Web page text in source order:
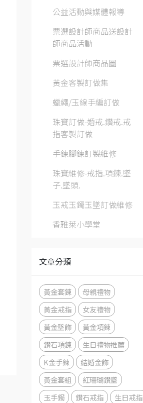
公益活動與媒體報導
票選設計師商品送設計
師商品活動
票選設計師商品圖
黃金客製訂做集
蠟繩/玉線手編訂做
珠寶訂做-婚戒.鑽戒.戒
指客製訂做
手鍊腳鍊訂製維修
珠寶維修-戒指.項鍊.墜
子.墜頭.
玉戒玉鐲玉墜訂做維修
香雅萊小學堂
文章分類
黃金套鍊
母親禮物
黃金戒指
女友禮物
黃金墜飾
黃金項鍊
鑽石項鍊
生日禮物推薦
K金手鍊
結婚金飾
黃金套組
紅珊瑚鑽墜
玉手鐲
鑽石戒指
生日戒指